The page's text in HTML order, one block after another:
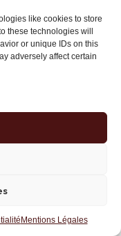
like cookies to store
these technologies will
or unique IDs on this
adversely affect certain
Mentions Légales
min
permise à des
tous aussi
parisiens, cela
en apparence
finance, son agité
et son ministre
à la vitesse du
doit se